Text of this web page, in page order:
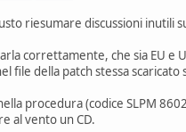
riesumare discussioni inutili
correttamente, che sia EU e
file della patch stessa
procedura (codice SLPM
al vento un CD.